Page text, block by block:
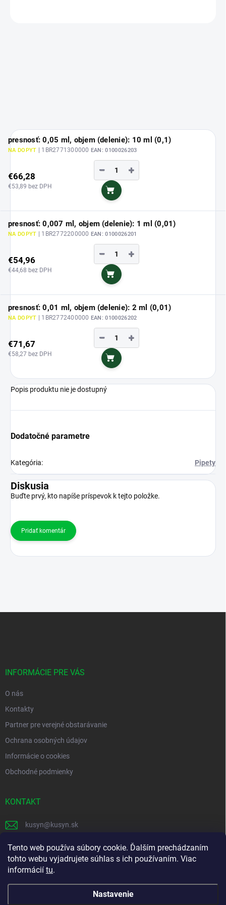
Tento web používa súbory cookie. Ďalším prechádzaním
tohto webu vyjadrujete súhlas s ich používaním. Viac
informácií tu.
Nastavenie
presnosť: 0,05 ml, objem (delenie): 10 ml (0,1)
NA DOPYT | 1BR2771300000 EAN: 0100026203
€66,28
€53,89 bez DPH
+
−
Do košíka
presnosť: 0,007 ml, objem (delenie): 1 ml (0,01)
NA DOPYT | 1BR2772200000 EAN: 0100026201
€54,96
€44,68 bez DPH
+
−
Do košíka
presnosť: 0,01 ml, objem (delenie): 2 ml (0,01)
NA DOPYT | 1BR2772400000 EAN: 0100026202
€71,67
€58,27 bez DPH
+
−
Do košíka
Popis produktu nie je dostupný
Dodatočné parametre
Kategória: Pipety
Diskusia
Buďte prvý, kto napíše príspevok k tejto položke.
Pridať komentár
INFORMÁCIE PRE VÁS
O nás
Kontakty
Partner pre verejné obstarávanie
Ochrana osobných údajov
Informácie o cookies
Obchodné podmienky
KONTAKT
kusyn@kusyn.sk
+421 903 445 999
labtech_svk